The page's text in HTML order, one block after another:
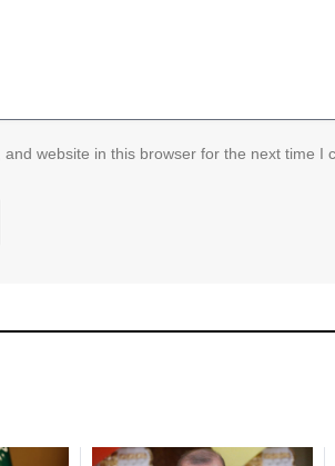
website in this browser for the next time I